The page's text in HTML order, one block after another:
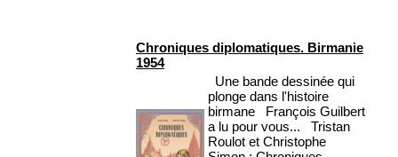
Chroniques diplomatiques. Birmanie
1954
Une bande dessinée qui
plonge dans l'histoire
birmane François Guilbert
a lu pour vous... Tristan
Roulot et Christophe